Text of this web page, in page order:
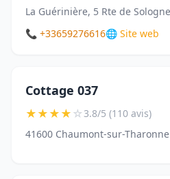
📞 +33659276616🌐 Site web
Cottage 037
★★★★☆3.8/5 (110 avis)
41600 Chaumont-sur-Tharonne